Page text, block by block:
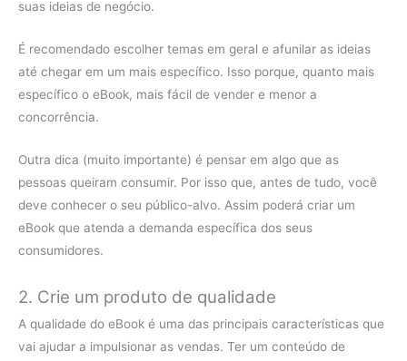
suas ideias de negócio.
É recomendado escolher temas em geral e afunilar as ideias
até chegar em um mais específico. Isso porque, quanto mais
específico o eBook, mais fácil de vender e menor a
concorrência.
Outra dica (muito importante) é pensar em algo que as
pessoas queiram consumir. Por isso que, antes de tudo, você
deve conhecer o seu público-alvo. Assim poderá criar um
eBook que atenda a demanda específica dos seus
consumidores.
2. Crie um produto de qualidade
A qualidade do eBook é uma das principais características que
vai ajudar a impulsionar as vendas. Ter um conteúdo de